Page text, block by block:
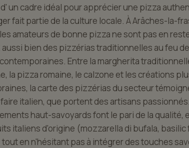
un cadre idéal pour apprécier une pizza
fait partie de la culture locale. À Arâches-la-
amateurs de bonne pizza ne sont pas en
bien des pizzérias traditionnelles au feu
Entre la margherita
la pizza romaine, le calzone et les créations
la carte des pizzérias du secteur
italien, que portent des artisans
haut-savoyards font le pari de la qualité,
italiens d'origine (mozzarella di bufala, basilic
tout en n'hésitant pas à intégrer des touches